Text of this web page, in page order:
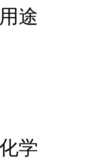
途
学